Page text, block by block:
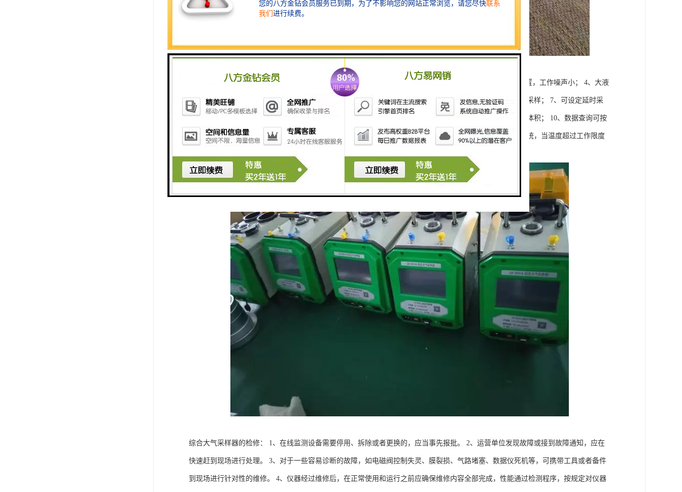
综合大气采样器的优点： 1、结构紧凑、体积小、重量轻； 2、中文菜单显示、良好的人机界面； 3、消音装置，工作噪声小； 4、大液
晶屏幕显示，无需频繁翻页； 5、可存储多组采样数据，供随时查询； 6、仪器掉电保护功能，来电自动恢复采样； 7、可设定延时采
样、等到间隔多次采样； 8、无刷电机及气体采样泵，故障率低； 9、粉尘采样流量自动控制，自动计算采样体积； 10、数据查询可按
文件号及采样日期两种方式进行； 11、故障自动保护，数据自动记忆，参数软件标定功能； 12、自动控温系统，当温度超过工作限度
时，自动调整到良好的工作状态； 13、接口能进行数据传输及打印。
综合大气采样器的检修： 1、在线监测设备需要停用、拆除或者更换的，应当事先报批。 2、运营单位发现故障或接到故障通知，应在
快速赶到现场进行处理。 3、对于一些容易诊断的故障，如电磁阀控制失灵、膜裂损、气路堵塞、数据仪死机等，可携带工具或者备件
到现场进行针对性的维修。 4、仪器经过维修后，在正常使用和运行之前应确保维修内容全部完成，性能通过检测程序，按规定对仪器